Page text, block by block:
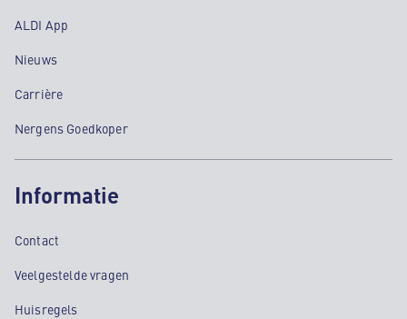
ALDI App
Nieuws
Carrière
Nergens Goedkoper
Informatie
Contact
Veelgestelde vragen
Huisregels